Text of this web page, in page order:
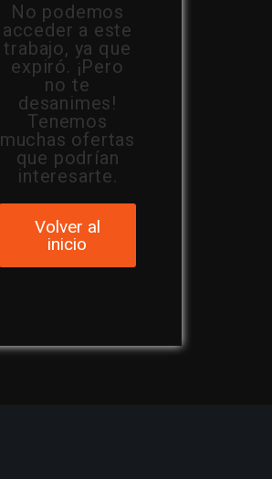
No podemos
acceder a este
trabajo, ya que
expiró. ¡Pero
no te
desanimes!
Tenemos
muchas ofertas
que podrían
interesarte.
Volver al
inicio